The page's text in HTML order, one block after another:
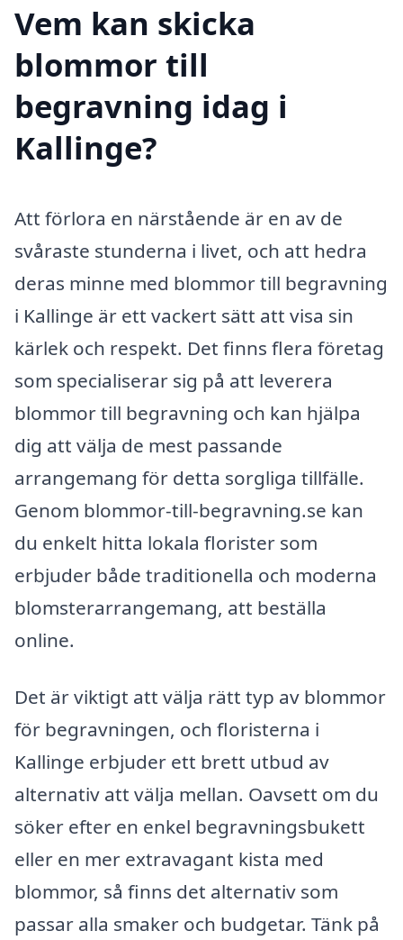
Vem kan skicka
blommor till
begravning idag i
Kallinge?
Att förlora en närstående är en av de
svåraste stunderna i livet, och att hedra
deras minne med blommor till begravning
i Kallinge är ett vackert sätt att visa sin
kärlek och respekt. Det finns flera företag
som specialiserar sig på att leverera
blommor till begravning och kan hjälpa
dig att välja de mest passande
arrangemang för detta sorgliga tillfälle.
Genom blommor-till-begravning.se kan
du enkelt hitta lokala florister som
erbjuder både traditionella och moderna
blomsterarrangemang, att beställa
online.
Det är viktigt att välja rätt typ av blommor
för begravningen, och floristerna i
Kallinge erbjuder ett brett utbud av
alternativ att välja mellan. Oavsett om du
söker efter en enkel begravningsbukett
eller en mer extravagant kista med
blommor, så finns det alternativ som
passar alla smaker och budgetar. Tänk på